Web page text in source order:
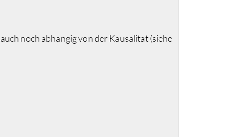
noch abhängig von der Kausalität (siehe